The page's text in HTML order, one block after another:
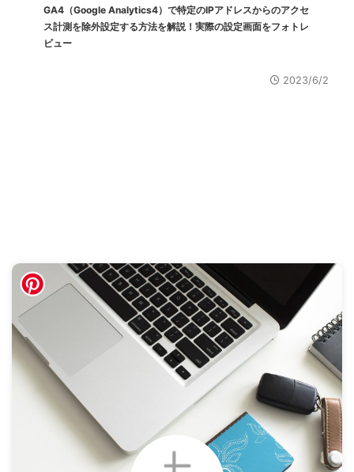
GA4（Google Analytics4）で特定のIPアドレスからのアクセ
ス計測を除外設定する方法を解説！実際の設定画面をフォトレ
ビュー
2023/6/2